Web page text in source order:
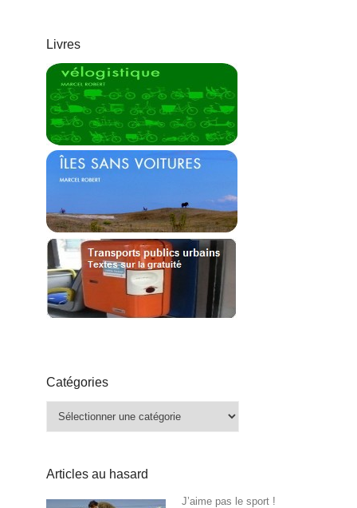
Livres
Catégories
Articles au hasard
J’aime pas le sport !